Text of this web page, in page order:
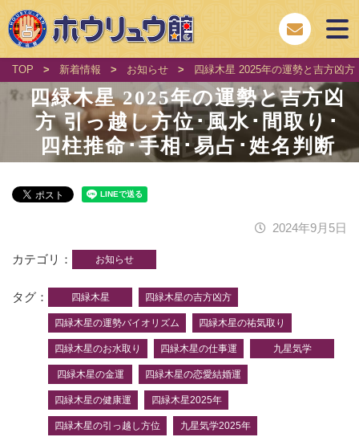
TOP > 新着情報 > お知らせ > 四緑木星 2025年の運勢と吉方凶
四緑木星 2025年の運勢と吉方凶
方 引っ越し方位･風水･間取り･
四柱推命･手相･易占･姓名判断
2024年9月5日
カテゴリ お知らせ
タグ 四緑木星 四緑木星の吉方凶方
四緑木星の運勢バイオリズム 四緑木星の祐気取り
四緑木星のお水取り 四緑木星の仕事運 九星気学
四緑木星の金運 四緑木星の恋愛結婚運
四緑木星の健康運 四緑木星2025年
四緑木星の引っ越し方位 九星気学2025年